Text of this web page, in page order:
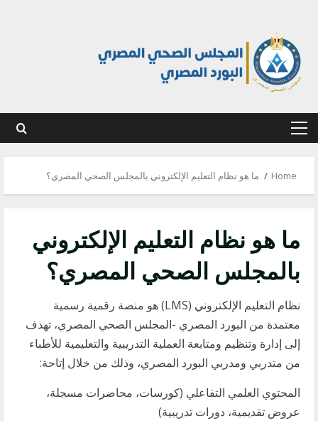
Primary
Home ما هو نظام التعليم الإلكتروني بالمجلس الصحي المصري؟
ما هو نظام التعليم الإلكتروني
بالمجلس الصحي المصري؟
نظام التعليم الإلكتروني (LMS) هو منصة رقمية رسمية
معتمدة من البورد المصري -المجلس الصحي المصري، تهدف
إلى إدارة وتنظيم ومتابعة العملية التدريبية والتعليمية للأطباء
من متدربي ومدربي البورد المصري، وذلك من خلال إتاحة:
المحتوي العلمي التفاعلي (كورسات، محاضرات مسجلة،
عروض تقديمية، دورات تدريبية)